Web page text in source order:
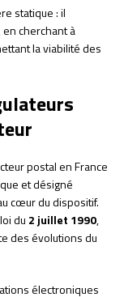
statique : il
en cherchant à
la viabilité des
postal en France
et désigné
cœur du dispositif.
du 2 juillet 1990,
des évolutions du
électroniques